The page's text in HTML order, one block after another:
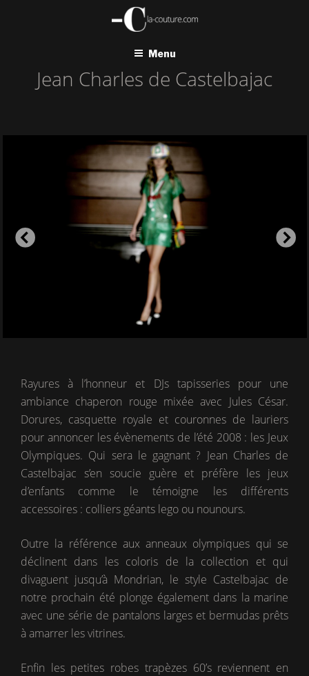
Menu
Jean Charles de Castelbajac
Rayures à l’honneur et DJs tapisseries pour une
ambiance chaperon rouge mixée avec Jules César.
Dorures, casquette royale et couronnes de lauriers
pour annoncer les évènements de l’été 2008 : les Jeux
Olympiques. Qui sera le gagnant ? Jean Charles de
Castelbajac s’en soucie guère et préfère les jeux
d’enfants comme le témoigne les différents
accessoires : colliers géants lego ou nounours.
Outre la référence aux anneaux olympiques qui se
déclinent dans les coloris de la collection et qui
divaguent jusqu’à Mondrian, le style Castelbajac de
notre prochain été plonge également dans la marine
avec une série de pantalons larges et bermudas prêts
à amarrer les vitrines.
Enfin les petites robes trapèzes 60’s reviennent en